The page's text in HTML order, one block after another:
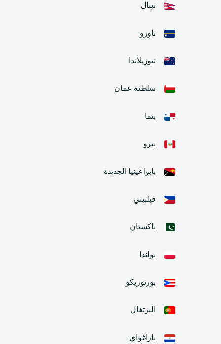
نيبال
ناورو
نيوزيلاندا
سلطنة عمان
بنما
بيرو
بابوا غينيا الجديدة
فيلبيني
باكستان
بولندا
بورتوريكو
البرتغال
باراغواي